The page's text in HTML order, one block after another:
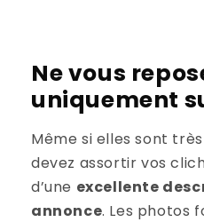
Ne vous
uniquement
Même si elles sont
devez assortir vos
d’une excellente
annonce. Les photos